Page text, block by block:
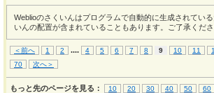
Weblioのさくいんはプログラムで自動的に生成されてい
いんの配置が含まれていることもあります。ご了承くださ
＜前へ 1 2 .... 4 5 6 7 8 9 10 11
70
次へ＞
もっと先のページを見る： 10 20 30 40 50 60